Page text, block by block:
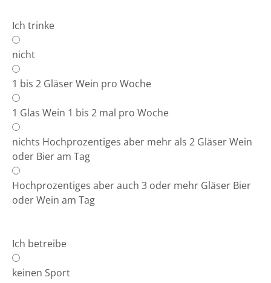
Ich trinke
nicht
1 bis 2 Gläser Wein pro Woche
1 Glas Wein 1 bis 2 mal pro Woche
nichts Hochprozentiges aber mehr als 2 Gläser Wein
oder Bier am Tag
Hochprozentiges aber auch 3 oder mehr Gläser Bier
oder Wein am Tag
Ich betreibe
keinen Sport